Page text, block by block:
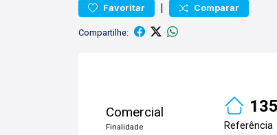
Favoritar | Comparar
Compartilhe:
Comercial
Finalidade Referência